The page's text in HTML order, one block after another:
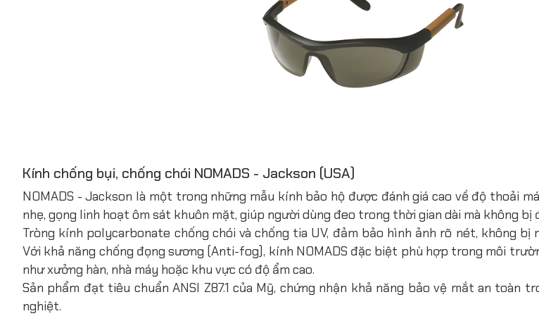
Kính chống bụi, chống chói NOMADS - Jackson (USA)
NOMADS - Jackson là một trong những mẫu kính bảo hộ được đánh giá cao về độ thoải
nhẹ, gọng linh hoạt ôm sát khuôn mặt, giúp người dùng đeo trong thời gian dài mà không bị
Tròng kính polycarbonate chống chói và chống tia UV, đảm bảo hình ảnh rõ nét, không bị
Với khả năng chống đọng sương (Anti-fog), kính NOMADS đặc biệt phù hợp trong môi
như xưởng hàn, nhà máy hoặc khu vực có độ ẩm cao.
Sản phẩm đạt tiêu chuẩn ANSI Z87.1 của Mỹ, chứng nhận khả năng bảo vệ mắt an toàn
nghiệt.